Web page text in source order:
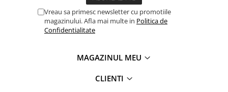
Vreau sa primesc newsletter cu promotiile
magazinului. Afla mai multe in Politica de
Confidentialitate
MAGAZINUL MEU
CLIENTI